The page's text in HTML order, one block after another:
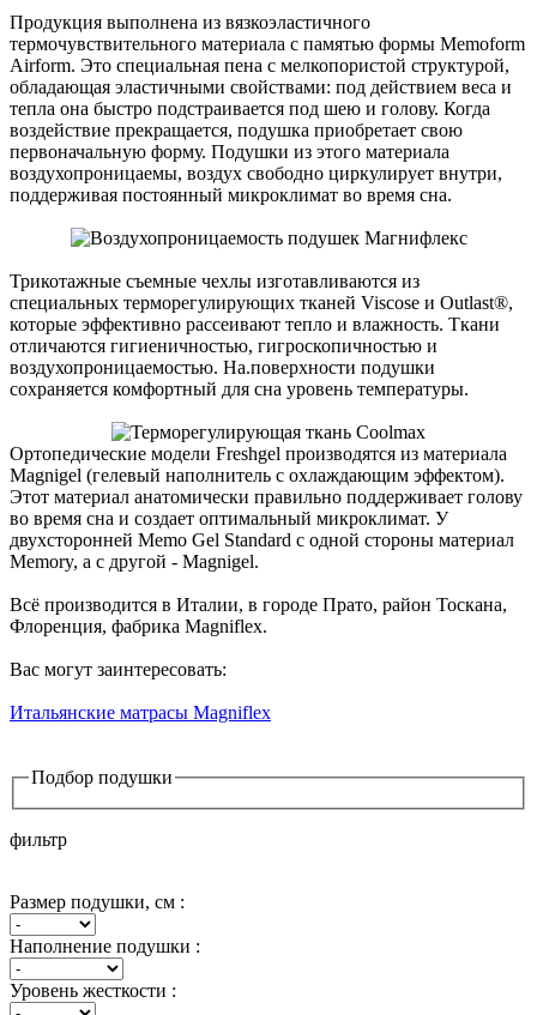
Продукция выполнена из вязкоэластичного
термочувствительного материала с памятью формы Memoform
Airform. Это специальная пена с мелкопористой структурой,
обладающая эластичными свойствами: под действием веса и
тепла она быстро подстраивается под шею и голову. Когда
воздействие прекращается, подушка приобретает свою
первоначальную форму. Подушки из этого материала
воздухопроницаемы, воздух свободно циркулирует внутри,
поддерживая постоянный микроклимат во время сна.
Трикотажные съемные чехлы изготавливаются из
специальных терморегулирующих тканей Viscose и Outlast®,
которые эффективно рассеивают тепло и влажность. Ткани
отличаются гигиеничностью, гигроскопичностью и
воздухопроницаемостью. На.поверхности подушки
сохраняется комфортный для сна уровень температуры.
Ортопедические модели Freshgel производятся из материала
Magnigel (гелевый наполнитель с охлаждающим эффектом).
Этот материал анатомически правильно поддерживает голову
во время сна и создает оптимальный микроклимат. У
двухсторонней Memo Gel Standard с одной стороны материал
Memory, а с другой - Magnigel.
Всё производится в Италии, в городе Прато, район Тоскана,
Флоренция, фабрика Magniflex.
Вас могут заинтересовать:
Итальянские матрасы Magniflex
Подбор подушки
фильтр
Размер подушки, см :
Наполнение подушки :
Уровень жесткости :